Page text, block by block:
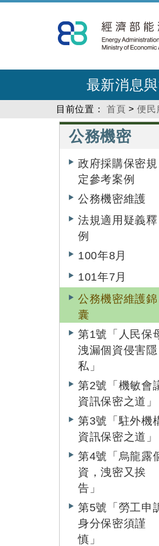
到
主
內
最新消息
目前位置： 首頁 >便民
公務機密
政府採購保密規
定參考案例
公務機密維護
法規適用疑義釋
例
100年8月
101年7月
公務機密維護錦
囊
第1號「人民保
洩漏個資侵害隱
私」
第2號「機敏會
資訊保密之道」
第3號「駐外機
資訊保密之道」
第4號「烏龍露
資，洩密又挨
告」
第5號「勞工申
身分保密須謹
慎」